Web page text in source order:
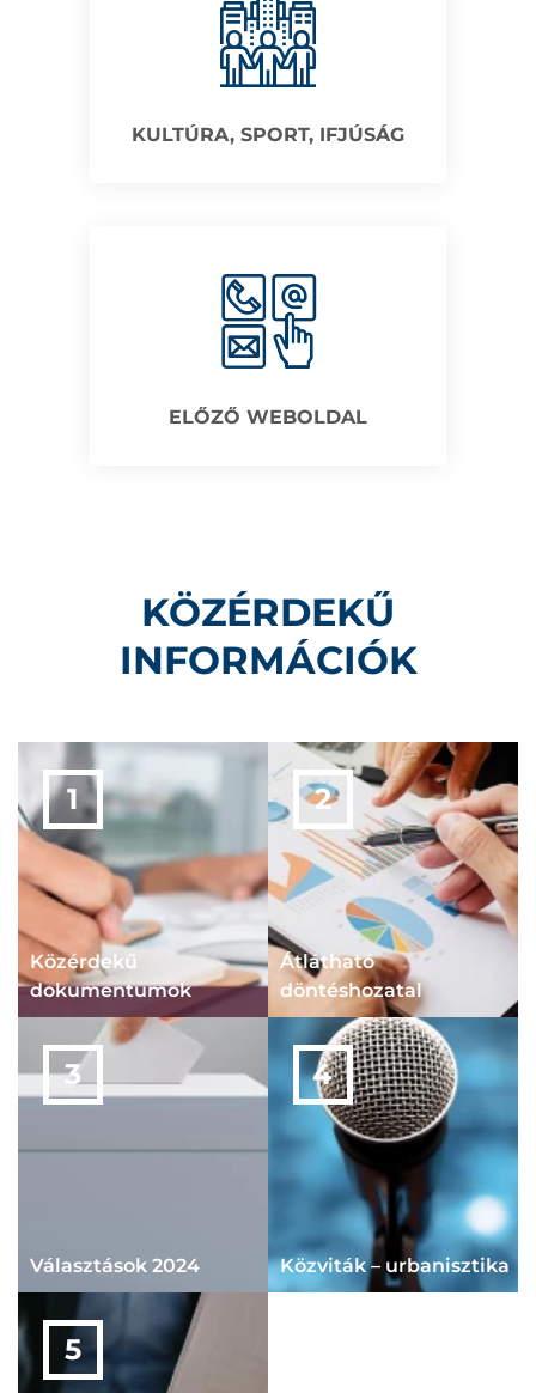
KULTÚRA, SPORT, IFJÚSÁG
ELŐZŐ WEBOLDAL
KÖZÉRDEKŰ
INFORMÁCIÓK
Közérdekű
dokumentumok
Átlátható
döntéshozatal
Választások 2024 Közviták – urbanisztika